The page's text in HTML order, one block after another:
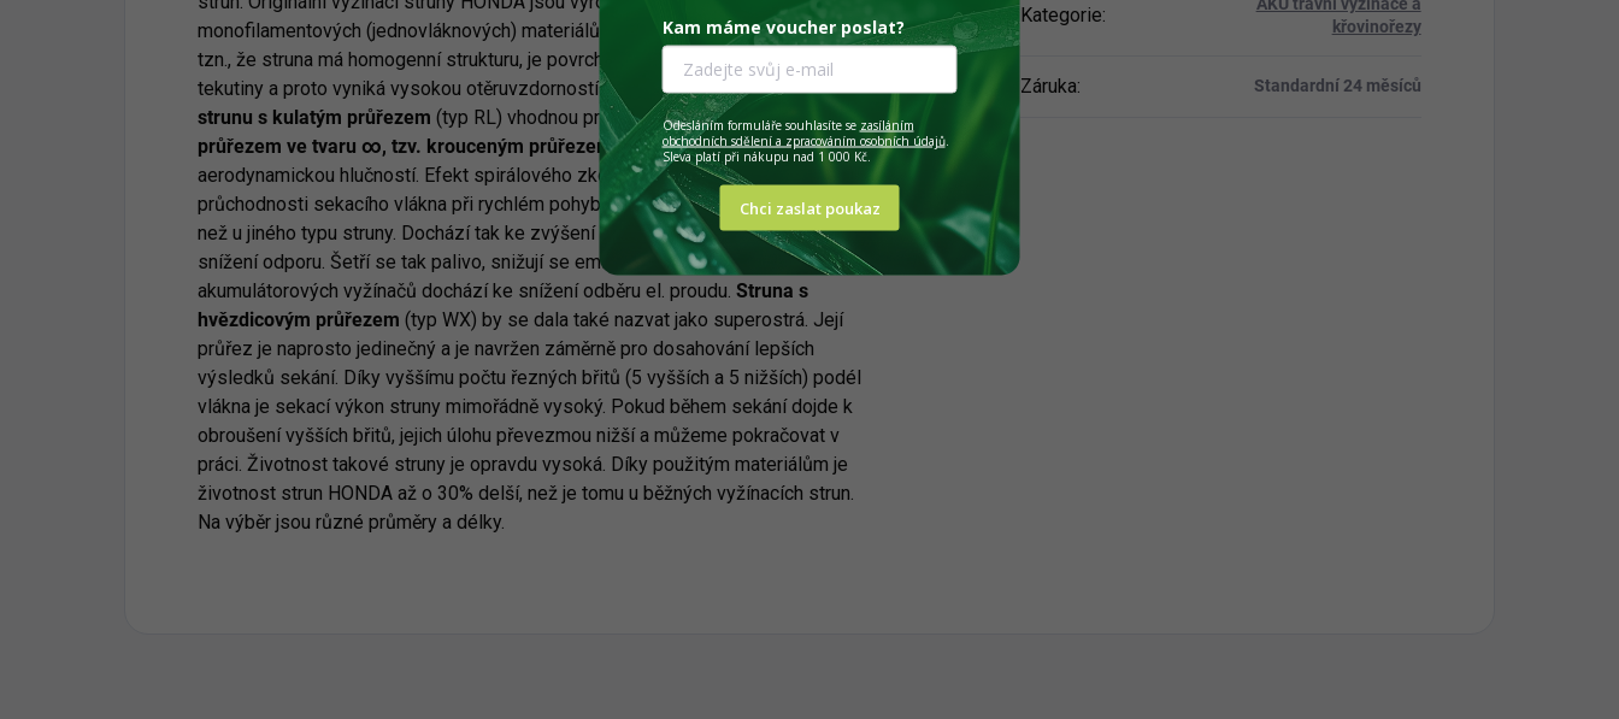
monofilamentových (jednovláknových) materiálů na bázi kombinace tří polymerů,
tzn., že struna má homogenní strukturu, je povrchově velmi kluzká, nevsakuje
tekutiny a proto vyniká vysokou otěruvzdorností a odolností. Na výběr máme
strunu s kulatým průřezem (typ RL) vhodnou pro použití po celý rok.Struna s
průřezem ve tvaru ∞, tzv. krouceným průřezem(typ SL), vyniká sníženou
aerodynamickou hlučností. Efekt spirálového zkoucení struny spočívá v lepší
průchodnosti sekacího vlákna při rychlém pohybu vzduchem a nižším vibracím
než u jiného typu struny. Dochází tak ke zvýšení řezného výkonu struny při
snížení odporu. Šetří se tak palivo, snižují se emise a u elektrických či
akumulátorových vyžínačů dochází ke snížení odběru el. proudu. Struna s
hvězdicovým průřezem (typ WX) by se dala také nazvat jako superostrá. Její
průřez je naprosto jedinečný a je navržen záměrně pro dosahování lepších
výsledků sekání. Díky vyššímu počtu řezných břitů (5 vyšších a 5 nižších) podél
vlákna je sekací výkon struny mimořádně vysoký. Pokud během sekání dojde k
obroušení vyšších břitů, jejich úlohu převezmou nižší a můžeme pokračovat v
práci. Životnost takové struny je opravdu vysoká. Díky použitým materiálům je
životnost strun HONDA až o 30% delší, než je tomu u běžných vyžínacích strun.
Na výběr jsou různé průměry a délky.
Kategorie:
křovinořezy
Záruka: Standardní 24 měsíců
Kam máme voucher poslat?
Odesláním formuláře souhlasíte se zasíláním
obchodních sdělení a zpracováním osobních údajů.
Sleva platí při nákupu nad 1 000 Kč.
Chci zaslat poukaz